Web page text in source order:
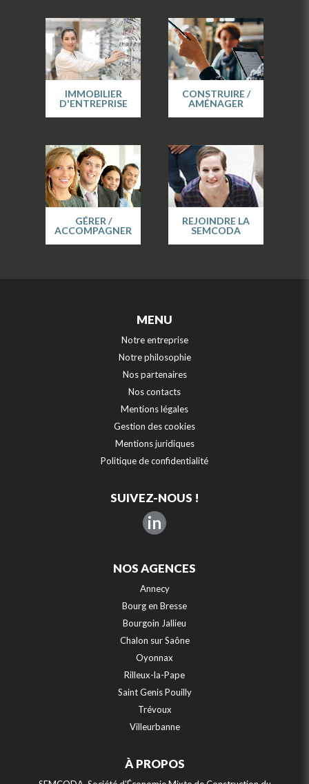
IMMOBILIER
D'ENTREPRISE
CONSTRUIRE /
AMÉNAGER
GÉRER /
ACCOMPAGNER
REJOINDRE LA
SEMCODA
MENU
Notre entreprise
Notre philosophie
Nos partenaires
Nos contacts
Mentions légales
Gestion des cookies
Mentions juridiques
Politique de confidentialité
SUIVEZ-NOUS !
in
NOS AGENCES
Annecy
Bourg en Bresse
Bourgoin Jallieu
Chalon sur Saône
Oyonnax
Rilleux-la-Pape
Saint Genis Pouilly
Trévoux
Villeurbanne
À PROPOS